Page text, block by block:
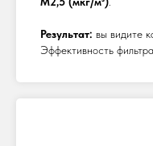
Результат: вы видите
Эффективность